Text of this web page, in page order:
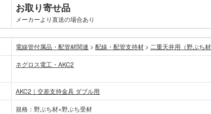
お取り寄せ品
メーカーより直送の場合あり
電線管付属品・配管材関連 > 配線・配管支持材 > 二重天井用（野ぶち
ネグロス電工・AKC2
AKC2｜交差支持金具 ダブル用
規格：野ぶち材×野ぶち受材